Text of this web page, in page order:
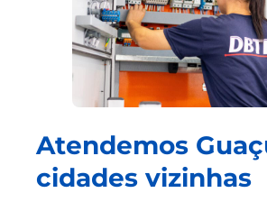
Atendemos
cidades vizinhas